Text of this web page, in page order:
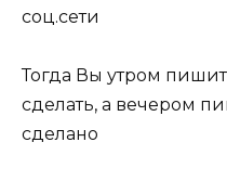
соц.сети
Тогда Вы утром
сделать, а вечером
сделано